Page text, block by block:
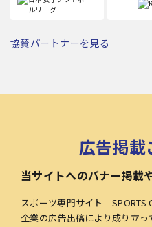
協賛パートナーを見る
広告掲載
当サイトへのバナー掲載
スポーツ専門サイト「SPORTS
企業の広告出稿により成り立っ